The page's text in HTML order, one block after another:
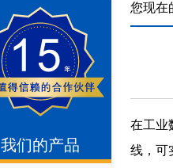
我们的产品
您现在
在工业
线，可